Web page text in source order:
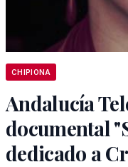
CHIPIONA
Andalucía
documental
dedicado a